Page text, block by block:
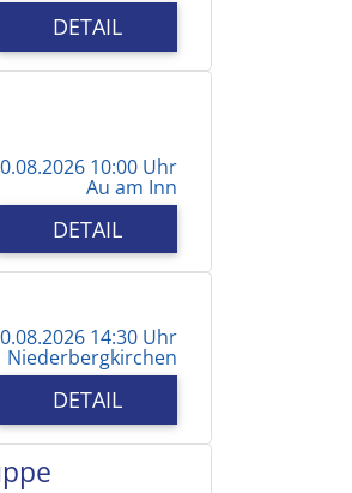
DETAIL
10:00 Uhr
Au am Inn
DETAIL
14:30 Uhr
Niederbergkirchen
DETAIL